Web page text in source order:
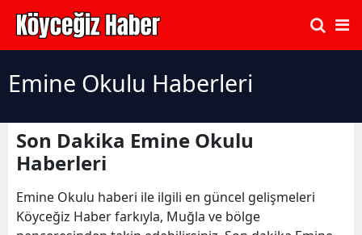
Emine Okulu Haberleri
Son Dakika Emine Okulu
Haberleri
Emine Okulu haberi ile ilgili en güncel gelişmeleri
Köyceğiz Haber farkıyla, Muğla ve bölge